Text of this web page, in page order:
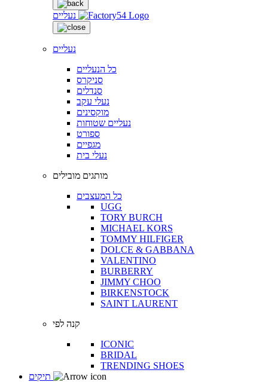
נעליים
נעליים
כל הנעליים
סניקרס
סנדלים
נעלי עקב
מוקסינים
נעליים שטוחות
ספורט
מגפיים
נעלי בית
מותגים מובילים
כל המעצבים
UGG
TORY BURCH
MICHAEL KORS
TOMMY HILFIGER
DOLCE & GABBANA
VALENTINO
BURBERRY
JIMMY CHOO
BIRKENSTOCK
SAINT LAURENT
קנה לפי
ICONIC
BRIDAL
TRENDING SHOES